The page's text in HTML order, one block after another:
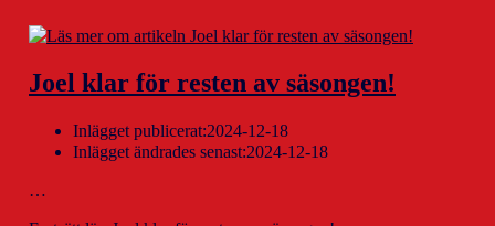
Joel klar för resten av säsongen!
Inlägget publicerat:2024-12-18
Inlägget ändrades senast:2024-12-18
…